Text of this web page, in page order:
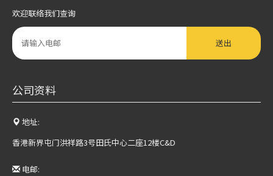
欢迎联络我们查询
送出
公司资料
地址:
香港新界屯门洪祥路3号田氏中心二座12楼C&D
电邮: